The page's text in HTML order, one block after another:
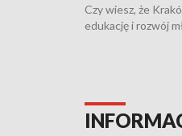
Czy wiesz, że
edukację i rozwój